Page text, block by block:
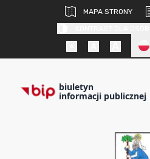
MAPA STRONY
biuletyn
informacji publicznej